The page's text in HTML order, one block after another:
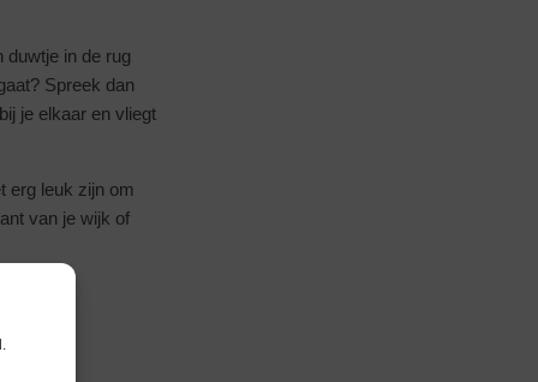
duwtje in de rug
Spreek dan
je elkaar en vliegt
erg leuk zijn om
van je wijk of